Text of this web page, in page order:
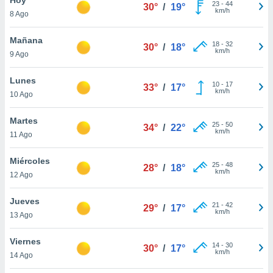
en
más
nuestra
de
cookies
aceptar
8 Ago
30° / 19° 23- 44
km/h
Mañana
9 Ago
30° / 18° 18- 32
km/h
Lunes
10 Ago
33° / 17° 10- 17
km/h
Martes
11 Ago
34° / 22° 25- 50
km/h
Miércoles
12 Ago
28° / 18° 25- 48
km/h
Jueves
13 Ago
29° / 17° 21 - 42
km/h
Viernes
14 Ago
30° / 17° 14- 30
km/h